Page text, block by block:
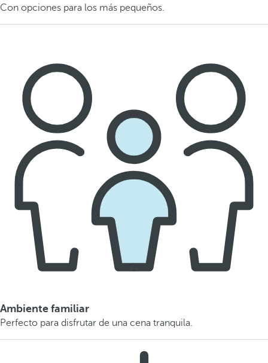
Con opciones para los más pequeños.
Ambiente familiar
Perfecto para disfrutar de una cena tranquila.